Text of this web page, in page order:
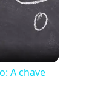
A chave